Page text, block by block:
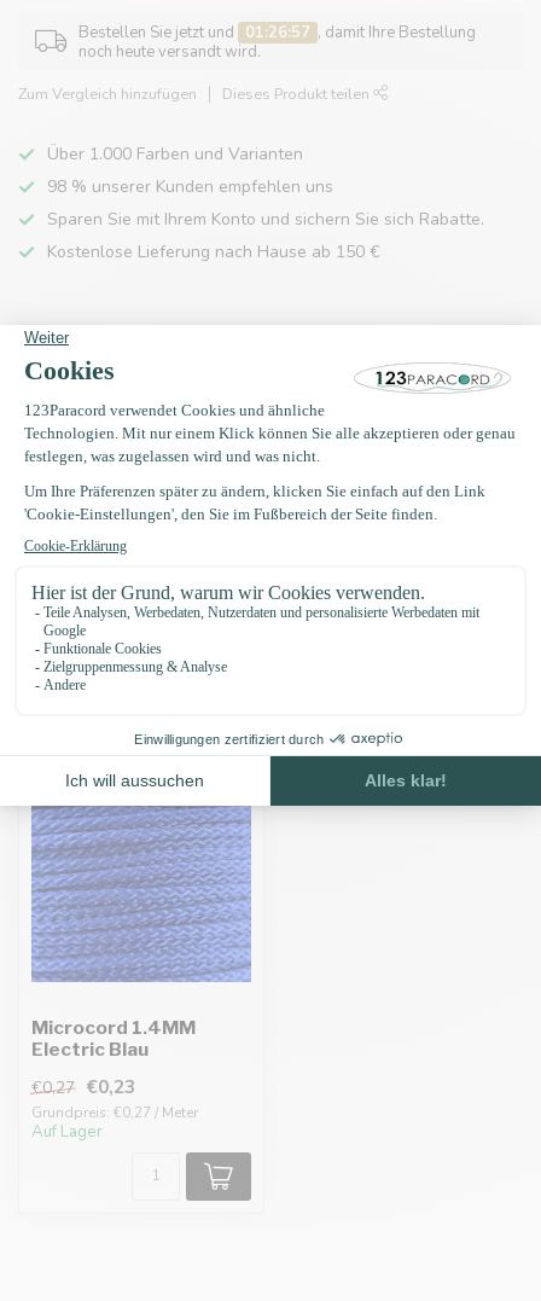
Bestellen Sie jetzt und 01:26:57 , damit Ihre Bestellung
noch heute versandt wird.
Zum Vergleich hinzufügen Dieses Produkt teilen
Über 1.000 Farben und Varianten
98 % unserer Kunden empfehlen uns
Sparen Sie mit Ihrem Konto und sichern Sie sich Rabatte.
Kostenlose Lieferung nach Hause ab 150 €
Produktbeschreibung
Eigenschaften
Oft zusammen gekauft mit
Microcord 1.4MM Electric Blau -
40 mtr
Auf Lager
Zuletzt angesehen
-15%
Microcord 1.4MM
Electric Blau
€0,27 €0,23
Grundpreis: €0,27 / Meter
Auf Lager